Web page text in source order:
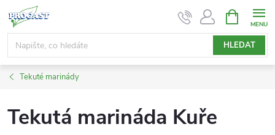
obsah
HLEDAT
NÁKUPNÍ
KOŠÍK
Tekuté marinády
Tekutá marináda Kuře